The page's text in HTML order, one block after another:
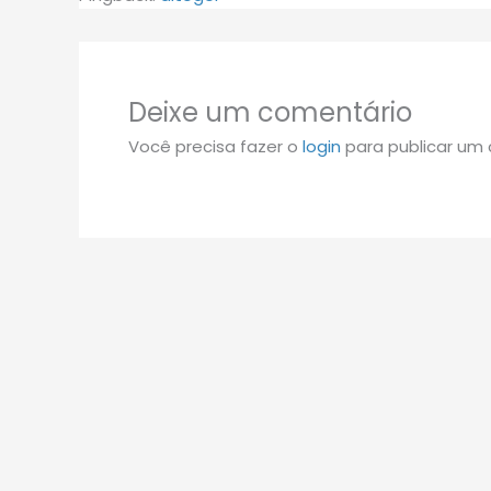
Deixe um comentário
Você precisa fazer o login para publicar um